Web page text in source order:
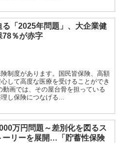
る「2025年問題」、大企業健
78％が赤字
制度があります。国民皆保険、高額
して高度な医療を受けることができ
画では、その屋台骨を担っている
し保険につなげる...
万円問題～差別化を図るス
ーリーを展開…「貯蓄性保険